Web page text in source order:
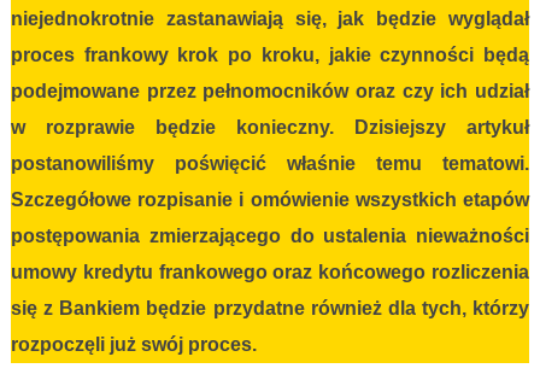
niejednokrotnie zastanawiają się, jak będzie wyglądał
proces frankowy krok po kroku, jakie czynności będą
podejmowane przez pełnomocników oraz czy ich udział
w rozprawie będzie konieczny. Dzisiejszy artykuł
postanowiliśmy poświęcić właśnie temu tematowi.
Szczegółowe rozpisanie i omówienie wszystkich etapów
postępowania zmierzającego do ustalenia nieważności
umowy kredytu frankowego oraz końcowego rozliczenia
się z Bankiem będzie przydatne również dla tych, którzy
rozpoczęli już swój proces.